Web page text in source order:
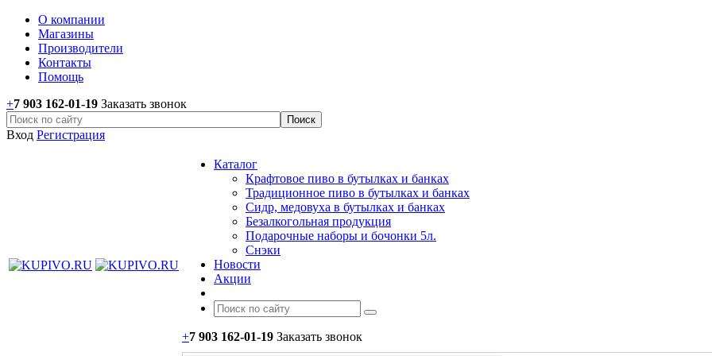
О компании
Магазины
Производители
Контакты
Помощь
+7 903 162-01-19 Заказать звонок
Вход Регистрация
Каталог
Крафтовое пиво в бутылках и банках
Традиционное пиво в бутылках и банках
Сидр, медовуха в бутылках и банках
Безалкогольная продукция
Подарочные наборы и бочонки 5л.
Снэки
Новости
Акции
+7 903 162-01-19 Заказать звонок